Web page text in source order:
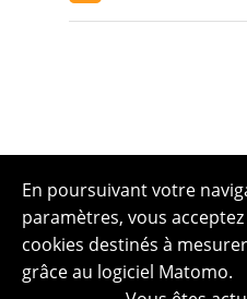
En poursuivant votre
paramètres, vous
cookies destinés à
grâce au logiciel Matomo.